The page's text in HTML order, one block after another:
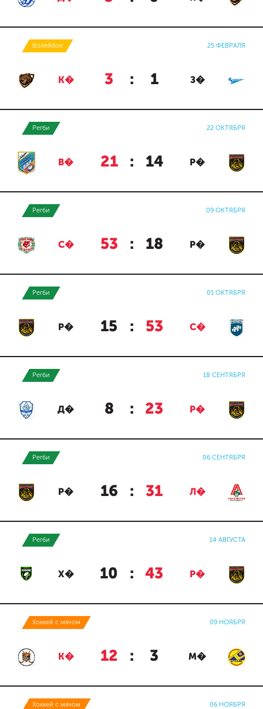
Волейбол 25 ФЕВРАЛЯ
К� 3 : 1 З�
Регби 22 ОКТЯБРЯ
В� 21 : 14 Р�
Регби 09 ОКТЯБРЯ
С� 53 : 18 Р�
Регби 01 ОКТЯБРЯ
Р� 15 : 53 С�
Регби 18 СЕНТЯБРЯ
Д� 8 : 23 Р�
Регби 06 СЕНТЯБРЯ
Р� 16 : 31 Л�
Регби 14 АВГУСТА
Х� 10 : 43 Р�
Хоккей с мячом 09 НОЯБРЯ
К� 12 : 3 М�
Хоккей с мячом 06 НОЯБРЯ